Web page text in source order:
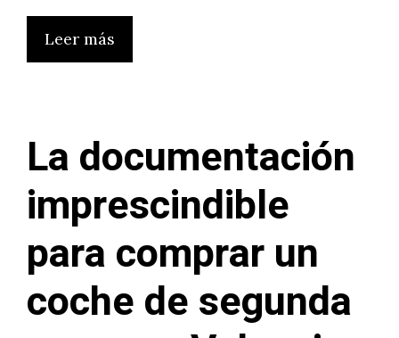
Leer más
La documentación
imprescindible
para comprar un
coche de segunda